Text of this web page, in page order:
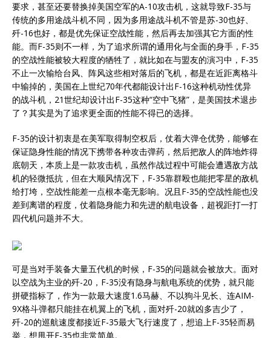
要求，甚至还要替换掉美国空军的A-10攻击机，这就导致F-35与
传统的多用途战斗机不同，因为多用途战斗机不管是苏-30也好、
歼-16也好，都是优先保证空战性能，然后再去加强其它方面的性
能。而F-35则不一样，为了追求所谓的通用化与全面的身手，F-35
的空战性能被较大程度的牺牲了，就比如在与盟友的演习中，F-35
不止一次输给台风、阵风这些相对落后的飞机，都是在近距离格斗
中输掉的，美国在上世纪70年代都能设计出F-16这种机动性优异
的战斗机，21世纪却设计出F-35这种“空中飞猪”，是美国技术退步
了？其实是为了追求更全面的性能不得已的选择。
F-35的设计初衷是在美军取得制空权后，仗着大弹仓优势，能够在
保证隐身性能的情况下携带各种攻击弹药，然后把敌人的阵地炸得
底朝天，本质上是一款攻击机，虽然作战过程中可能会遭遇敌方战
机的轻微抵抗，但在大顺风情况下，F-35靠群殴也能把零星的敌机
给打垮，空战性能差一点根本毫无影响。况且F-35的空战性能也没
差到离谱的程度，仗着隐身能力和先进的航电设备，超视距打一打
四代机问题并不大。
可是当对手装备大量五代机的时候，F-35的问题就会被放大。面对
以空战为主业的歼-20，F-35没有隐身与航电系统的优势，就只能
拼硬指标了，作为一款最大速度1.6马赫、不以狗斗见长、连AIM-
9X格斗弹都只能挂在机翼上的飞机，面对歼-20就凶多吉少了，
歼-20的巡航速度都接近F-35最大飞行速度了，想追上F-35轻而易
举，想甩开F-35也非常简单。